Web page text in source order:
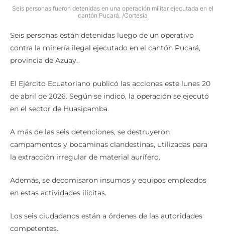
Seis personas fueron detenidas en una operación militar ejecutada en el
cantón Pucará. /Cortesía
Seis personas están detenidas luego de un operativo
contra la minería ilegal ejecutado en el cantón Pucará,
provincia de Azuay.
El Ejército Ecuatoriano publicó las acciones este lunes 20
de abril de 2026. Según se indicó, la operación se ejecutó
en el sector de Huasipamba.
A más de las seis detenciones, se destruyeron
campamentos y bocaminas clandestinas, utilizadas para
la extracción irregular de material aurífero.
Además, se decomisaron insumos y equipos empleados
en estas actividades ilícitas.
Los seis ciudadanos están a órdenes de las autoridades
competentes.